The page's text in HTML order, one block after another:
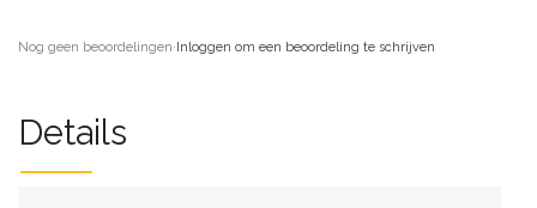
Nog geen beoordelingen·Inloggen om een beoordeling te schrijven
Details